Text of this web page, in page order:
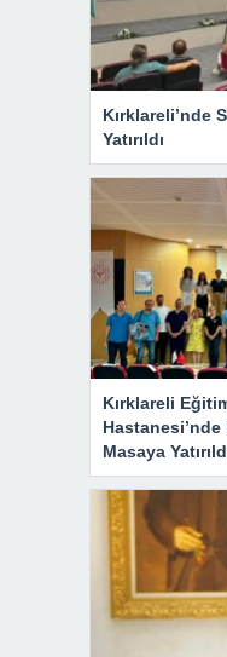
Kırklareli’nde
Yatırıldı
Kırklareli
Hastanesi’nde
Masaya